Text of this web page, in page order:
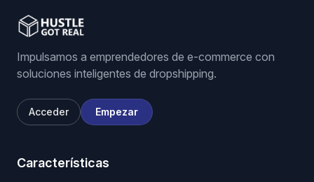
Impulsamos a emprendedores de e-commerce con
soluciones inteligentes de dropshipping.
Acceder Empezar
Características